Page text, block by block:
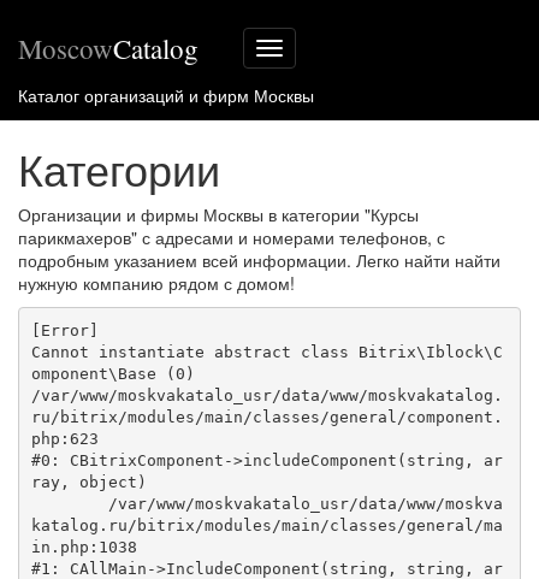
Меню
сайта
MoscowCatalog
Каталог организаций и фирм Москвы
Категории
Организации и фирмы Москвы в категории "Курсы
парикмахеров" с адресами и номерами телефонов, с
подробным указанием всей информации. Легко найти найти
нужную компанию рядом с домом!
[Error]
Cannot instantiate abstract class Bitrix\Iblock\C
omponent\Base (0)
/var/www/moskvakatalo_usr/data/www/moskvakatalog.
ru/bitrix/modules/main/classes/general/component.
php:623
#0: CBitrixComponent->includeComponent(string, ar
ray, object)
katalog.ru/bitrix/modules/main/classes/general/ma
in.php:1038
#1: CAllMain->IncludeComponent(string, string, ar